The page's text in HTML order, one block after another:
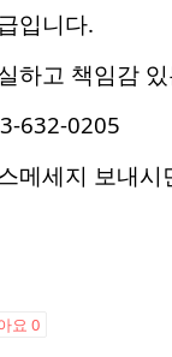
입니다.
하고 책임감
632-0205
메세지 보내시
요 0